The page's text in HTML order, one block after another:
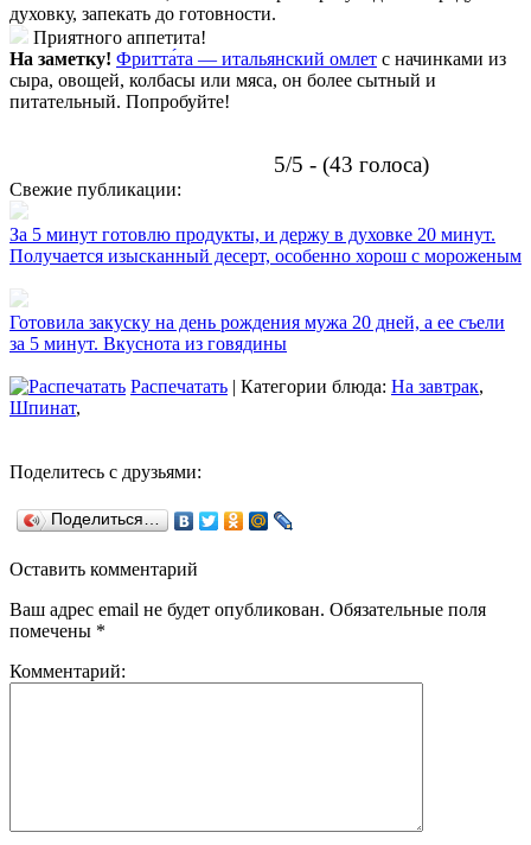
духовку, запекать до готовности.
Приятного аппетита!
На заметку! Фритта́та — итальянский омлет с начинками из
сыра, овощей, колбасы или мяса, он более сытный и
питательный. Попробуйте!
5/5 - (43 голоса)
Свежие публикации:
За 5 минут готовлю продукты, и держу в духовке 20 минут.
Получается изысканный десерт, особенно хорош с мороженым
Готовила закуску на день рождения мужа 20 дней, а ее съели
за 5 минут. Вкуснота из говядины
Распечатать | Категории блюда: На завтрак,
Шпинат,
Поделитесь с друзьями:
Поделиться…
Оставить комментарий
Ваш адрес email не будет опубликован. Обязательные поля
помечены *
Комментарий: